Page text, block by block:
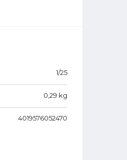
1/25
0,29 kg
4019576052470